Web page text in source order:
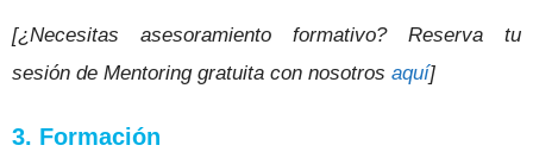
[¿Necesitas asesoramiento formativo? Reserva tu
sesión de Mentoring gratuita con nosotros aquí]
3. Formación